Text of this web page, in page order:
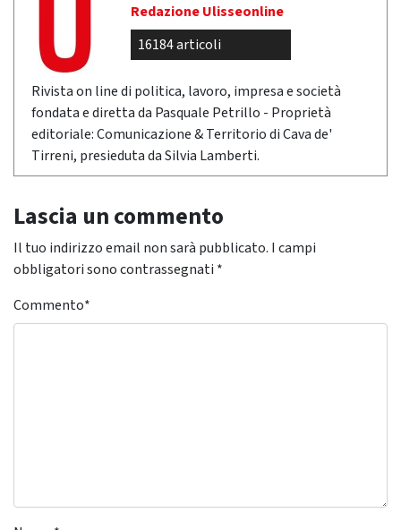
Redazione Ulisseonline
16184 articoli
Rivista on line di politica, lavoro, impresa e società
fondata e diretta da Pasquale Petrillo - Proprietà
editoriale: Comunicazione & Territorio di Cava de'
Tirreni, presieduta da Silvia Lamberti.
Lascia un commento
Il tuo indirizzo email non sarà pubblicato. I campi
obbligatori sono contrassegnati *
Commento*